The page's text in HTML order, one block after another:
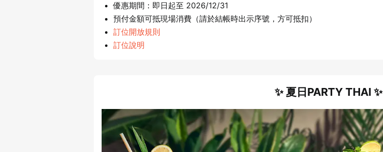
優惠期間：即日起至 2026/12/31
預付金額可抵現場消費（請於結帳時出示序號，方可抵扣）
訂位開放規則
訂位說明
✨ 夏日PARTY THAI ✨